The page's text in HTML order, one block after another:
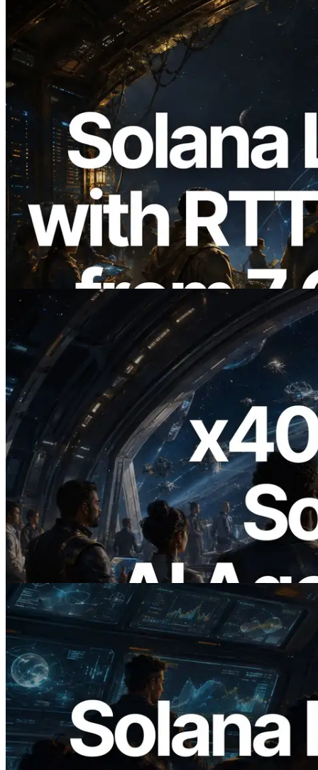
2026.08.05
ERPC amplía la Leader Slot API de
Solana con medición de ping desde 7
regiones globales — También se lanza la
Validators Information API
Leer este artículo
2026.07.04
ERPC lanza Solana RPC compatible con
x402 — La era en la que los agentes de IA
pagan bajo demanda por las API que
necesitan
Leer este artículo
2026.05.24